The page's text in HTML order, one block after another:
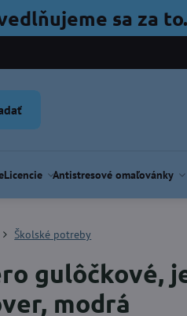
sa za to.
Licencie Antistresové omaľovánky
Školské potreby
gulôčkové,
modrá